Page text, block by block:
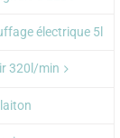
électrique 5l
320l/min